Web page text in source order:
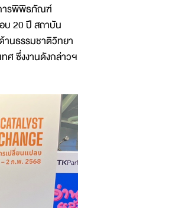
การพิพิธภัณฑ์
บ 20 ปี สถาบัน
านธรรมชาติวิทยา
ทศ ซึ่งงานดังกล่าวฯ